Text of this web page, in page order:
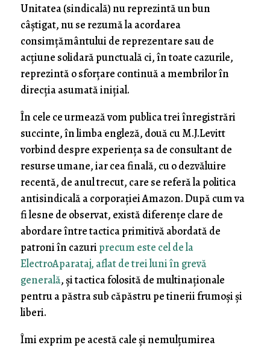
Unitatea (sindicală) nu reprezintă un bun
câştigat, nu se rezumă la acordarea
consimţământului de reprezentare sau de
acţiune solidară punctuală ci, în toate cazurile,
reprezintă o sforţare continuă a membrilor în
direcţia asumată iniţial.
În cele ce urmează vom publica trei înregistrări
succinte, în limba engleză, două cu M.J.Levitt
vorbind despre experienţa sa de consultant de
resurse umane, iar cea finală, cu o dezvăluire
recentă, de anul trecut, care se referă la politica
antisindicală a corporaţiei Amazon. După cum va
fi lesne de observat, există diferenţe clare de
abordare între tactica primitivă abordată de
patroni în cazuri precum este cel de la
ElectroAparataj, aflat de trei luni în grevă
generală, şi tactica folosită de multinaţionale
pentru a păstra sub căpăstru pe tinerii frumoşi şi
liberi.
Îmi exprim pe acestă cale şi nemulţumirea